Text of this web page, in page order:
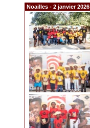
Noailles - 2 janvier 2026